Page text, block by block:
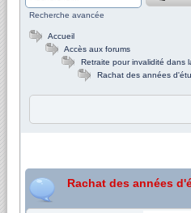
Recherche avancée
Accueil
Accès aux forums
Retraite pour invalidité dans
Rachat des années
Rachat des années